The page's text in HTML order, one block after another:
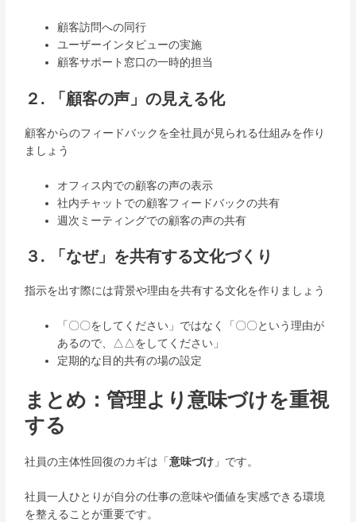
顧客訪問への同行
ユーザーインタビューの実施
顧客サポート窓口の一時的担当
２. 「顧客の声」の見える化
顧客からのフィードバックを全社員が見られる仕組みを作り
ましょう
オフィス内での顧客の声の表示
社内チャットでの顧客フィードバックの共有
週次ミーティングでの顧客の声の共有
３. 「なぜ」を共有する文化づくり
指示を出す際には背景や理由を共有する文化を作りましょう
「〇〇をしてください」ではなく「〇〇という理由が
あるので、△△をしてください」
定期的な目的共有の場の設定
まとめ：管理より意味づけを重視
する
社員の主体性回復のカギは「意味づけ 」です。
社員一人ひとりが自分の仕事の意味や価値を実感できる環境
を整えることが重要です。